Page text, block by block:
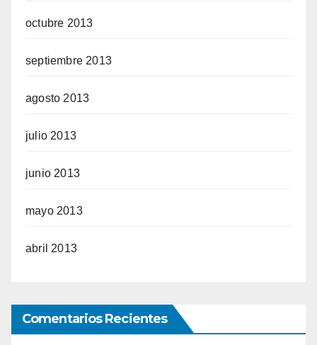
octubre 2013
septiembre 2013
agosto 2013
julio 2013
junio 2013
mayo 2013
abril 2013
Comentarios Recientes